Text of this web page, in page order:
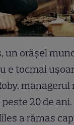
un orăşel
e tocmai
peste 20 de
a rămas